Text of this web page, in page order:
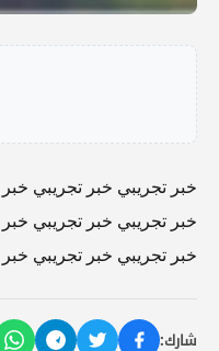
خبر تجريبي خبر تجريبي
خبر تجريبي خبر تجريبي
خبر تجريبي خبر تجريبي
شارك: